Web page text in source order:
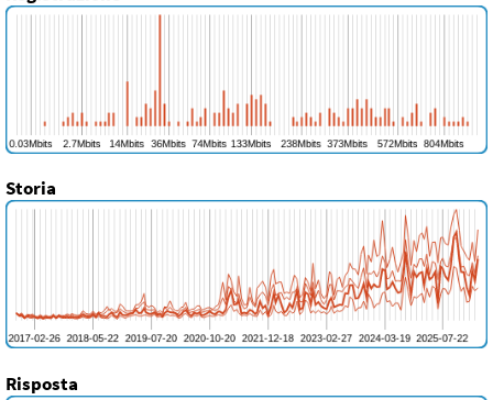
Storia
Risposta